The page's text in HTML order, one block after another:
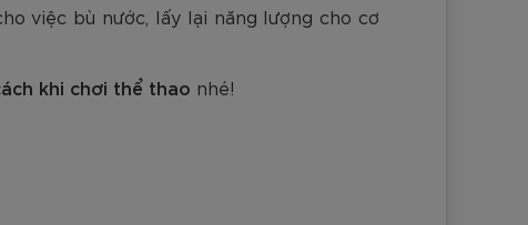
VNĐVNĐ
Cam
VNĐ
VNĐ
VNĐviệc bù nước, lấy lại năng lượng cho cơ
khi chơi thể thao nhé!